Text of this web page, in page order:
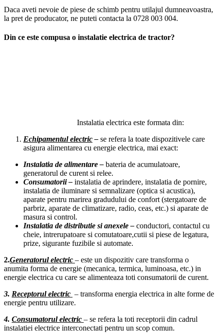
Daca aveti nevoie de piese de schimb pentru utilajul dumneavoastra,
la pret de producator, ne puteti contacta la 0728 003 004.
Din ce este compusa o instalatie electrica de tractor?
Instalatia electrica este formata din:
Echipamentul electric– se refera la toate dispozitivele care
asigura alimentarea cu energie electrica, mai exact:
Instalatia de alimentare – bateria de acumulatoare,
generatorul de curent si relee.
Consumatorii – instalatia de aprindere, instalatia de pornire,
instalatia de iluminare si semnalizare (optica si acustica),
aparate pentru marirea gradudului de confort (stergatoare de
parbriz, aparate de climatizare, radio, ceas, etc.) si aparate de
masura si control.
Instalatia de distributie si anexele – conductori, contactul cu
cheie, intrerupatoare si comutatoare,cutii si piese de legatura,
prize, sigurante fuzibile si automate.
2.Generatorul electric – este un dispozitiv care transforma o
anumita forma de energie (mecanica, termica, luminoasa, etc.) in
energie electrica cu care se alimenteaza toti consumatorii de curent.
3. Receptorul electric – transforma energia electrica in alte forme de
energie pentru utilizare.
4. Consumatorul electric – se refera la toti receptorii din cadrul
instalatiei electrice interconectati pentru un scop comun.